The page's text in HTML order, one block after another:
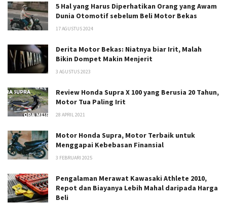
5 Hal yang Harus Diperhatikan Orang yang Awam
Dunia Otomotif sebelum Beli Motor Bekas
17 AGUSTUS 2024
Derita Motor Bekas: Niatnya biar Irit, Malah
Bikin Dompet Makin Menjerit
3 AGUSTUS 2023
Review Honda Supra X 100 yang Berusia 20 Tahun,
Motor Tua Paling Irit
28 APRIL 2021
Motor Honda Supra, Motor Terbaik untuk
Menggapai Kebebasan Finansial
3 FEBRUARI 2025
Pengalaman Merawat Kawasaki Athlete 2010,
Repot dan Biayanya Lebih Mahal daripada Harga
Beli